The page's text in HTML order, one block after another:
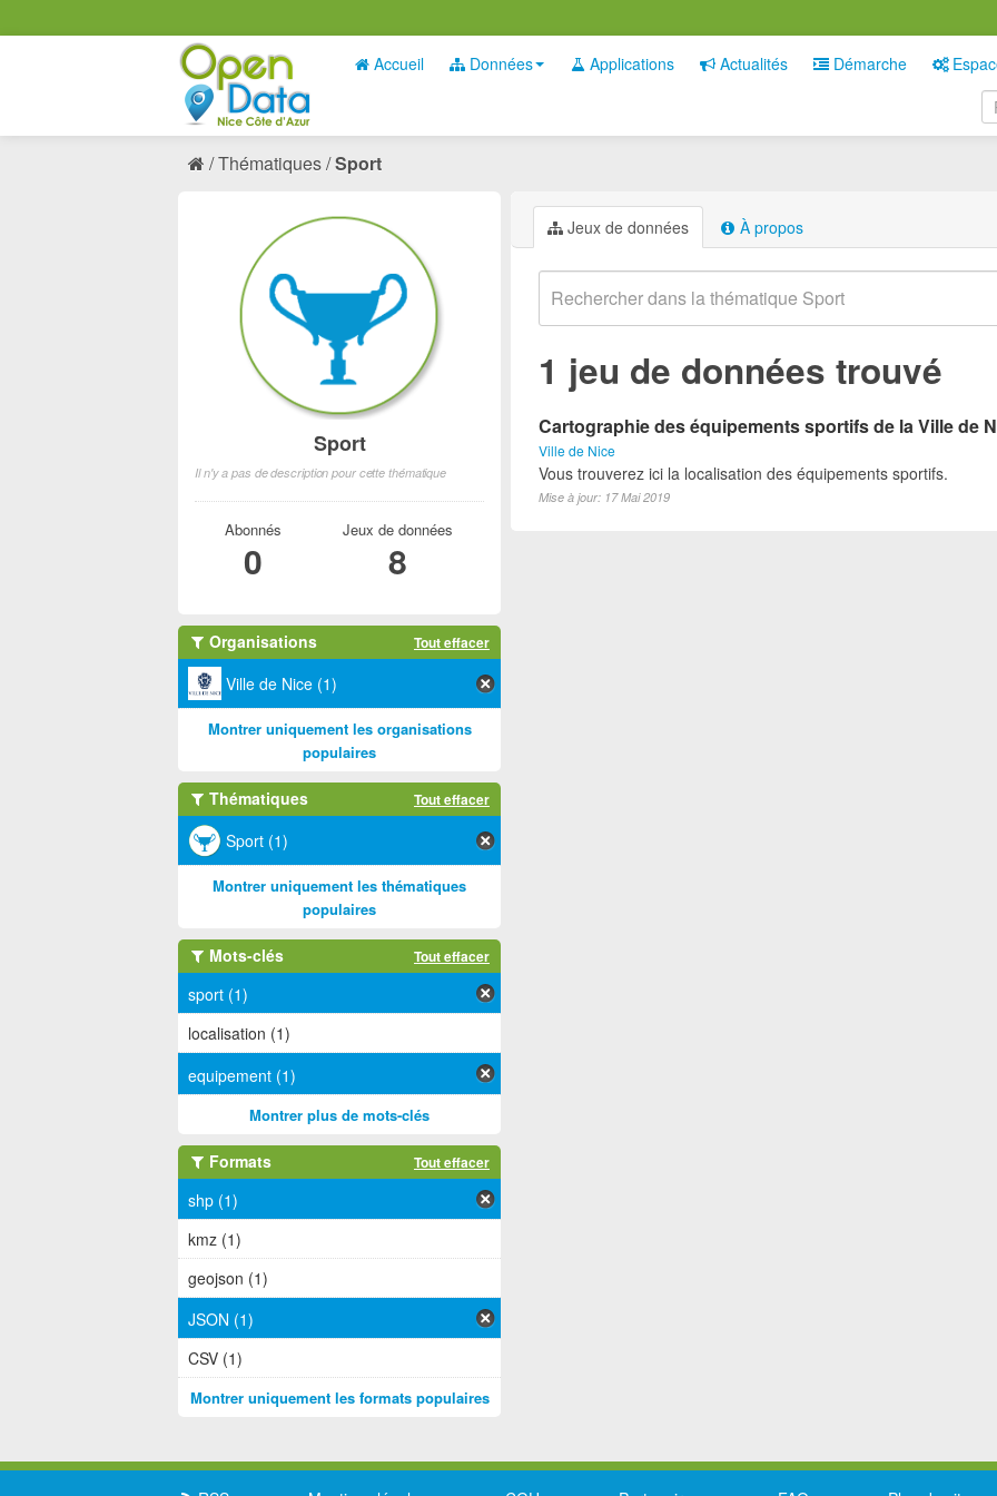
Accueil Données Applications Actualités Démarche
Thématiques Sport
Jeux de données À propos
1 jeu de données trouvé
Cartographie des équipements sportifs de la Ville de
Ville de Nice
Vous trouverez ici la localisation des équipements sportifs.
Mise à jour: 17 Mai 2019
Sport
Il n'y a pas de description pour cette thématique
Abonnés
0
Jeux de données
8
Organisations Tout effacer
Ville de Nice (1)
Montrer uniquement les organisations
populaires
Thématiques Tout effacer
Sport (1)
Montrer uniquement les thématiques
populaires
Mots-clés Tout effacer
sport (1)
localisation (1)
equipement (1)
Montrer plus de mots-clés
Formats Tout effacer
shp (1)
kmz (1)
geojson (1)
JSON (1)
CSV (1)
Montrer uniquement les formats populaires